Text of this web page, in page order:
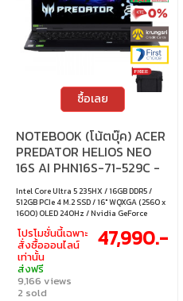
ซื้อเลย
NOTEBOOK (โน้ตบุ๊ค) ACER
PREDATOR HELIOS NEO
16S AI PHN16S-71-529C -
ABYSSAL BLACK
Intel Core Ultra 5 235HX / 16GB DDR5 /
512GB PCIe 4 M.2 SSD / 16" WQXGA (2560 x
1600) OLED 240Hz / Nvidia GeForce
RTX5050 8GB GDDR7 / Windows 11 Home
โปรโมชั่นนี้เฉพาะ
สั่งซื้อออนไลน์
เท่านั้น
ส่งฟรี
9,166 views
2 sold
47,990.-